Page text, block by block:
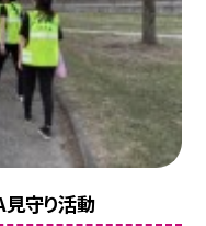
守り活動